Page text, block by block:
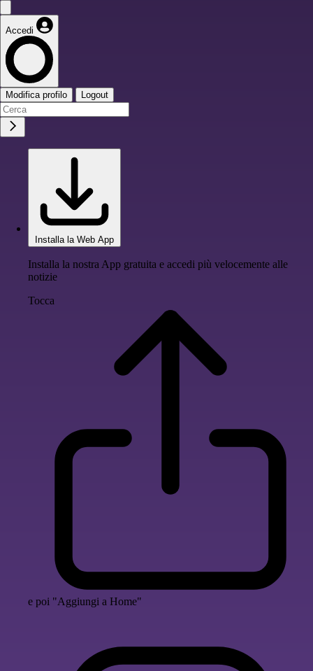
Accedi
Modifica profilo Logout
Installa la Web App
Installa la nostra App gratuita e accedi più velocemente alle
notizie
Tocca
e poi "Aggiungi a Home"